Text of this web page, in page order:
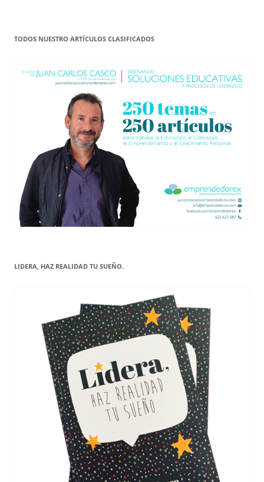
TODOS NUESTRO ARTÍCULOS CLASIFICADOS
LIDERA, HAZ REALIDAD TU SUEÑO.